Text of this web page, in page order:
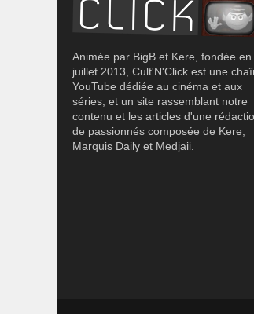
Animée par BigB et Kere, fondée en
juillet 2013, Cult'N'Click est une
YouTube dédiée au cinéma et aux
séries, et un site rassemblant notre
contenu et les articles d'une
de passionnés composée de Kere,
Marquis Daily et Medjaii.